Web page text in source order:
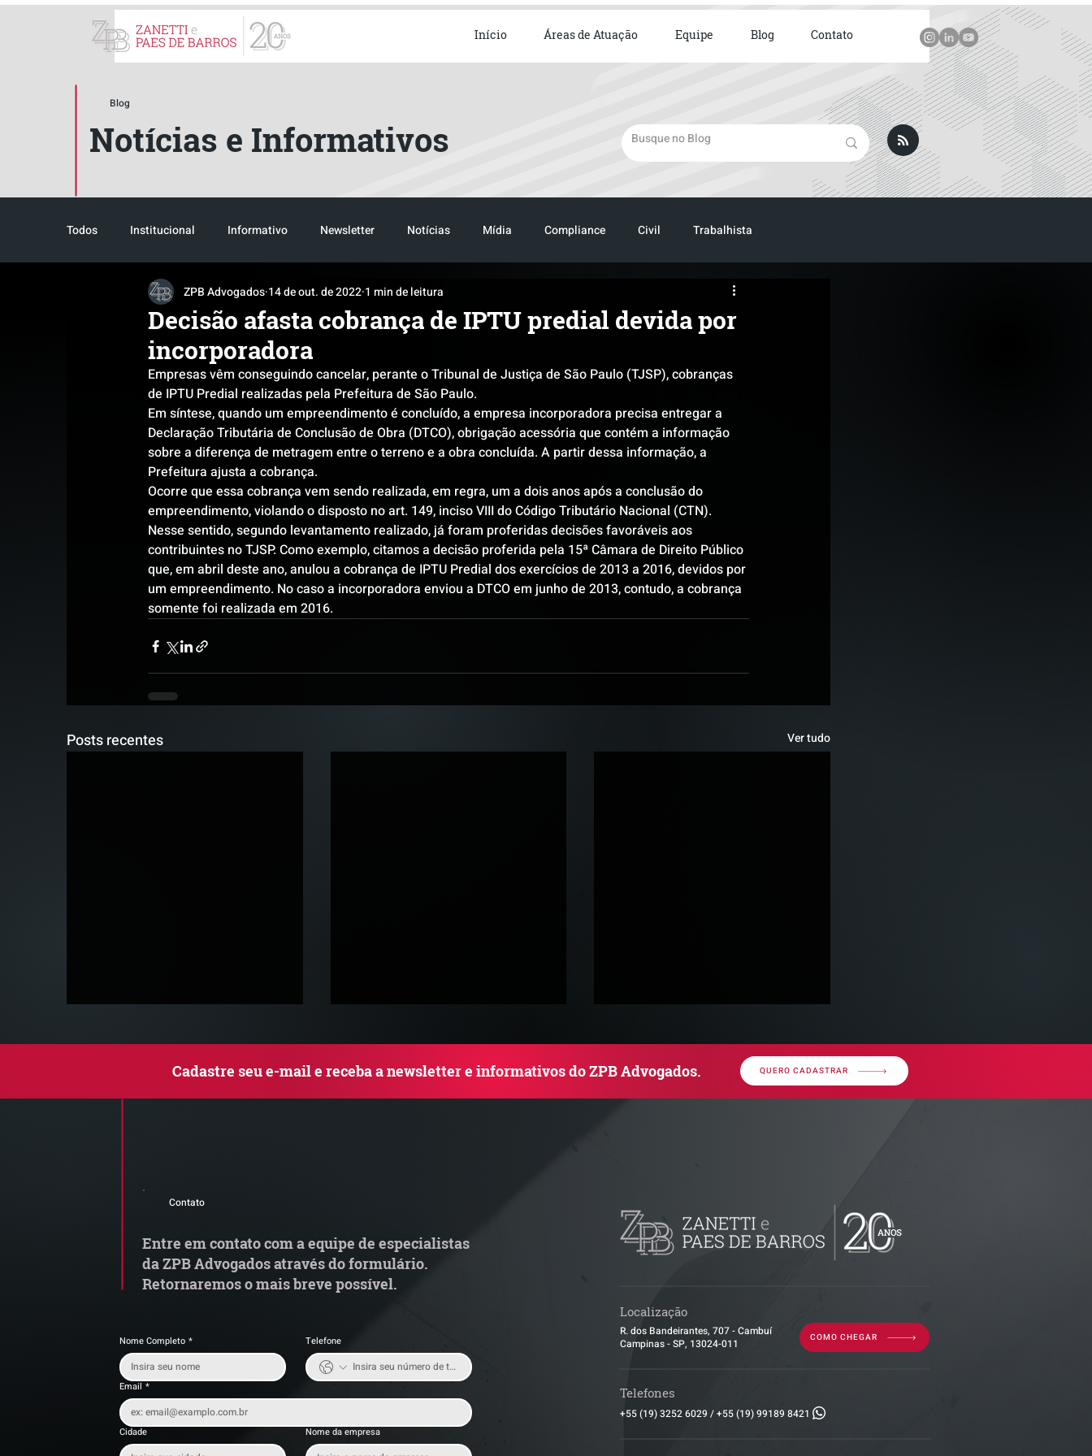
Início Áreas de Atuação Equipe Blog Contato
Blog
Notícias e Informativos
Todos Institucional Informativo Newsletter Notícias Mídia Compliance Civil Trabalhista
Reconhecimento Tributário Pós-evento
Decisão afasta cobrança de IPTU predial devida por
incorporadora
ZPB Advogados 14 de out. de 2022 1 min de leitura
Empresas vêm conseguindo cancelar, perante o Tribunal de Justiça de São Paulo (TJSP), cobranças
de IPTU Predial realizadas pela Prefeitura de São Paulo.
Em síntese, quando um empreendimento é concluído, a empresa incorporadora precisa entregar a
Declaração Tributária de Conclusão de Obra (DTCO), obrigação acessória que contém a informação
sobre a diferença de metragem entre o terreno e a obra concluída. A partir dessa informação, a
Prefeitura ajusta a cobrança.
Ocorre que essa cobrança vem sendo realizada, em regra, um a dois anos após a conclusão do
empreendimento, violando o disposto no art. 149, inciso VIII do Código Tributário Nacional (CTN).
Nesse sentido, segundo levantamento realizado, já foram proferidas decisões favoráveis aos
contribuintes no TJSP. Como exemplo, citamos a decisão proferida pela 15ª Câmara de Direito Público
que, em abril deste ano, anulou a cobrança de IPTU Predial dos exercícios de 2013 a 2016, devidos por
um empreendimento. No caso a incorporadora enviou a DTCO em junho de 2013, contudo, a cobrança
somente foi realizada em 2016.
Posts recentes Ver tudo
Alerta de Tentativa de
de ITBI na integralização de
capital social não é
condicionada à atividade da
Cadastre seu e-mail e receba a newsletter e informativos do ZPB Advogados. QUERO CADASTRAR
Contato
Entre em contato com a equipe de especialistas
da ZPB Advogados através do formulário.
Retornaremos o mais breve possível.
Nome Completo * Telefone
Email *
Cidade Nome da empresa
Localização
R. dos Bandeirantes, 707 - Cambuí
Campinas - SP, 13024-011
COMO CHEGAR
Telefones
+55 (19) 3252 6029 /+55 (19) 99189 8421